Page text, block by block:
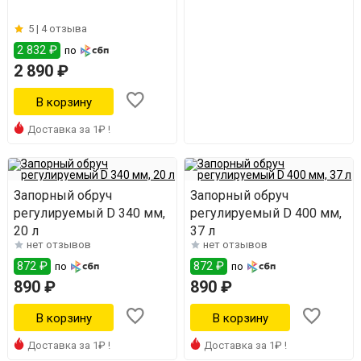
5 | 4 отзыва
2 832 ₽ по
2 890 ₽
Доставка за 1₽ !
Запорный обруч
регулируемый D 340 мм,
20 л
нет отзывов
872 ₽ по
890 ₽
Доставка за 1₽ !
Запорный обруч
регулируемый D 400 мм,
37 л
нет отзывов
872 ₽ по
890 ₽
Доставка за 1₽ !